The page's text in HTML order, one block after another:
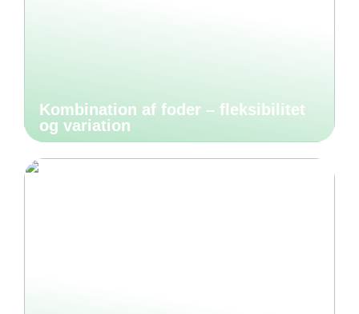
Kombination af foder – fleksibilitet
og variation